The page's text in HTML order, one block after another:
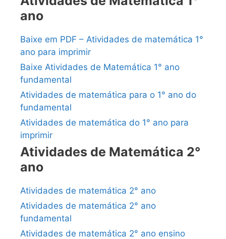
ano
Baixe em PDF – Atividades de matemática 1°
ano para imprimir
Baixe Atividades de Matemática 1° ano
fundamental
Atividades de matemática para o 1° ano do
fundamental
Atividades de matemática do 1° ano para
imprimir
Atividades de Matemática 2°
ano
Atividades de matemática 2° ano
Atividades de matemática 2° ano
fundamental
Atividades de matemática 2° ano ensino